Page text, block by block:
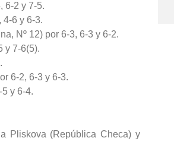
6-2 y 7-5.
4-6 y 6-3.
Nº 12) por 6-3, 6-3 y 6-2.
y 7-6(5).
6-2, 6-3 y 6-3.
y 6-4.
Pliskova (República Checa) y